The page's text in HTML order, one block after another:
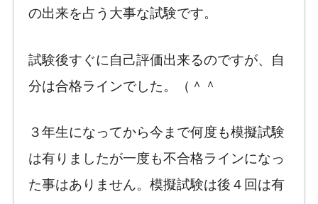
の出来を占う大事な試験です。
試験後すぐに自己評価出来るのですが、自
分は合格ラインでした。（＾＾
３年生になってから今まで何度も模擬試験
は有りましたが一度も不合格ラインになっ
た事はありません。模擬試験は後４回は有